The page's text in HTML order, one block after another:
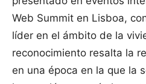
Web Summit en Lisboa,
líder en el ámbito de la
reconocimiento resalta la
en una época en la que la